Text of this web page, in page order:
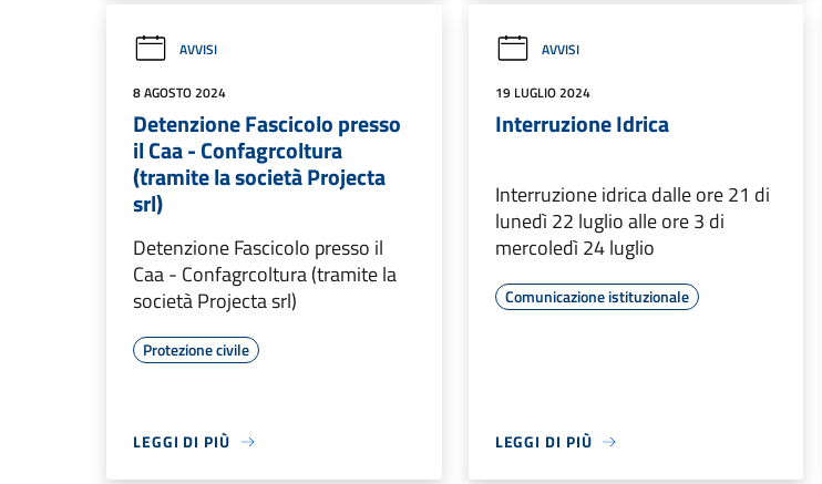
AVVISI
8 AGOSTO 2024
Detenzione Fascicolo presso
il Caa - Confagrcoltura
(tramite la società Projecta
srl)
Detenzione Fascicolo presso il
Caa - Confagrcoltura (tramite la
società Projecta srl)
Protezione civile
LEGGI DI PIÙ
AVVISI
19 LUGLIO 2024
Interruzione Idrica
Interruzione idrica dalle ore 21 di
lunedì 22 luglio alle ore 3 di
mercoledì 24 luglio
Comunicazione istituzionale
LEGGI DI PIÙ